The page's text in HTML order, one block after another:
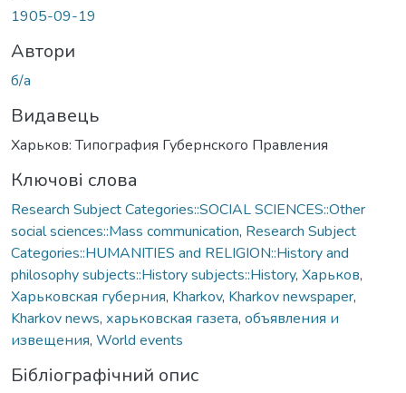
1905-09-19
Автори
б/а
Видавець
Харьков: Типография Губернского Правления
Ключові слова
Research Subject Categories::SOCIAL SCIENCES::Other
social sciences::Mass communication, Research Subject
Categories::HUMANITIES and RELIGION::History and
philosophy subjects::History subjects::History, Харьков,
Харьковская губерния, Kharkov, Kharkov newspaper,
Kharkov news, харьковская газета, объявления и
извещения, World events
Бібліографічний опис